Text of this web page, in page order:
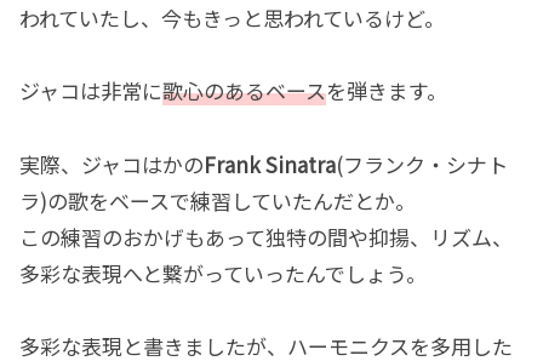
われていたし、今もきっと思われているけど。
ジャコは非常に歌心のあるベースを弾きます。
実際、ジャコはかのFrank Sinatra(フランク・シナト
ラ)の歌をベースで練習していたんだとか。
この練習のおかげもあって独特の間や抑揚、リズム、
多彩な表現へと繋がっていったんでしょう。
多彩な表現と書きましたが、ハーモニクスを多用した